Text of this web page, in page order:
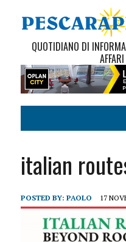
QUOTIDIANO DI
AFFARI
italian
POSTED BY: PAOLO 17